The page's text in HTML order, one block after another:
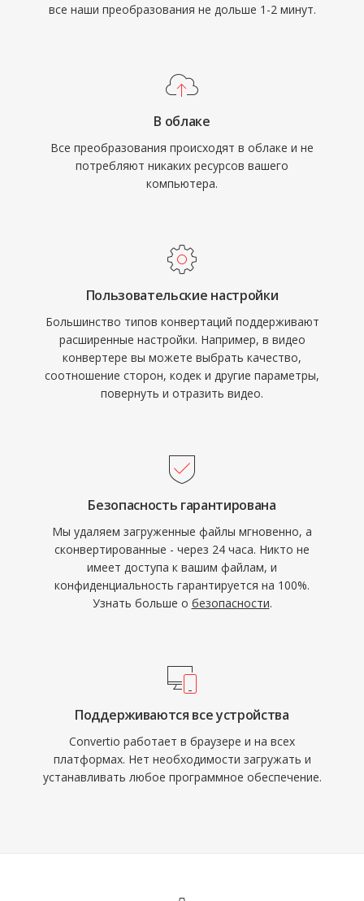
все наши преобразования не дольше 1-2 минут.
В облаке
Все преобразования происходят в облаке и не
потребляют никаких ресурсов вашего
компьютера.
Пользовательские настройки
Большинство типов конвертаций поддерживают
расширенные настройки. Например, в видео
конвертере вы можете выбрать качество,
соотношение сторон, кодек и другие параметры,
повернуть и отразить видео.
Безопасность гарантирована
Мы удаляем загруженные файлы мгновенно, а
сконвертированные - через 24 часа. Никто не
имеет доступа к вашим файлам, и
конфиденциальность гарантируется на 100%.
Узнать больше о безопасности.
Поддерживаются все устройства
Convertio работает в браузере и на всех
платформах. Нет необходимости загружать и
устанавливать любое программное обеспечение.